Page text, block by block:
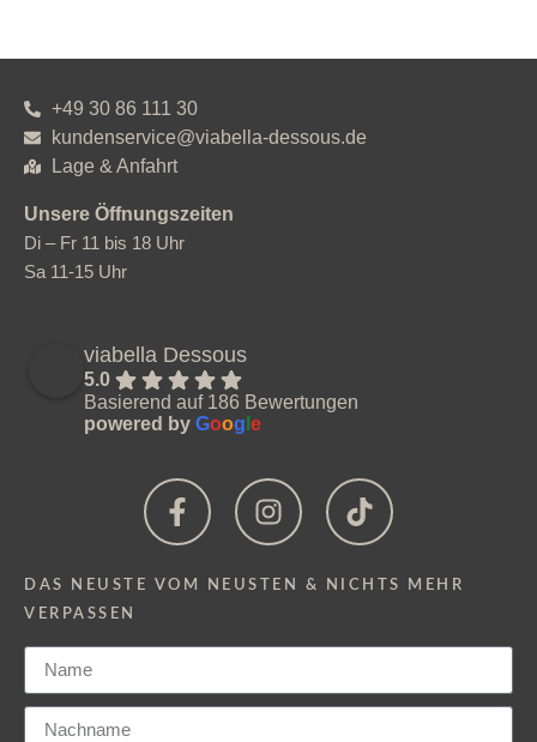
+49 30 86 111 30
kundenservice@viabella-dessous.de
Lage & Anfahrt
Unsere Öffnungszeiten
Di – Fr 11 bis 18 Uhr
Sa 11-15 Uhr
viabella Dessous
5.0
Basierend auf 186 Bewertungen
powered by Goog e
DAS NEUSTE VOM NEUSTEN & NICHTS MEHR
VERPASSEN